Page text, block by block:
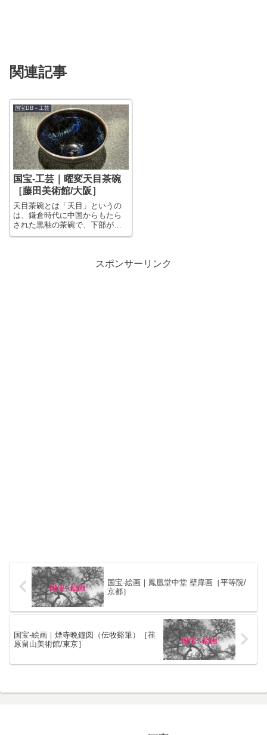
関連記事
国宝DB－工芸
国宝-工芸｜曜変天目茶碗
［藤田美術館/大阪］
天目茶碗とは「天目」というの
は、鎌倉時代に中国からもたら
された黒釉の茶碗で、下部が膨
らまず漏斗のような形をし「天
される。 後には、黒釉以外でスポンサーリンク
国宝-絵画｜鳳凰堂中堂 壁扉画［平等院/
京都］
国宝-絵画｜煙寺晩鐘図（伝牧谿筆）［荏
原畠山美術館/東京］